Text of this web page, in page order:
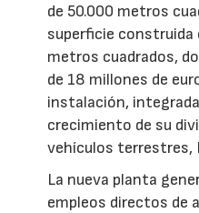
de 50.000 metros
superficie construida
metros cuadrados,
de 18 millones de
instalación,
crecimiento de su
vehículos terrestres,
La nueva planta
empleos directos de